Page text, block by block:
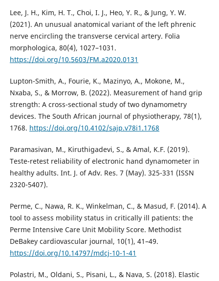
Lee, J. H., Kim, H. T., Choi, I. J., Heo, Y. R., & Jung, Y. W.
(2021). An unusual anatomical variant of the left phrenic
nerve encircling the transverse cervical artery. Folia
morphologica, 80(4), 1027–1031.
https://doi.org/10.5603/FM.a2020.0131
Lupton-Smith, A., Fourie, K., Mazinyo, A., Mokone, M.,
Nxaba, S., & Morrow, B. (2022). Measurement of hand grip
strength: A cross-sectional study of two dynamometry
devices. The South African journal of physiotherapy, 78(1),
1768. https://doi.org/10.4102/sajp.v78i1.1768
Paramasivan, M., Kiruthigadevi, S., & Amal, K.F. (2019).
Teste-retest reliability of electronic hand dynamometer in
healthy adults. Int. J. of Adv. Res. 7 (May). 325-331 (ISSN
2320-5407).
Perme, C., Nawa, R. K., Winkelman, C., & Masud, F. (2014). A
tool to assess mobility status in critically ill patients: the
Perme Intensive Care Unit Mobility Score. Methodist
DeBakey cardiovascular journal, 10(1), 41–49.
https://doi.org/10.14797/mdcj-10-1-41
Polastri, M., Oldani, S., Pisani, L., & Nava, S. (2018). Elastic